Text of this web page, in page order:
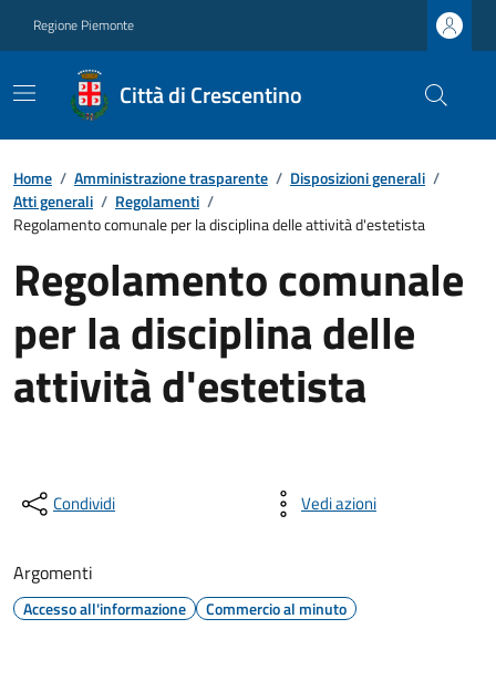
Regione Piemonte
Città di Crescentino
Home / Amministrazione trasparente / Disposizioni generali /
Atti generali / Regolamenti /
Regolamento comunale per la disciplina delle attività d'estetista
Regolamento comunale
per la disciplina delle
attività d'estetista
Condividi Vedi azioni
Argomenti
Accesso all'informazione Commercio al minuto